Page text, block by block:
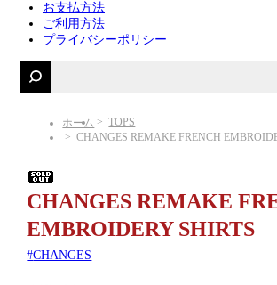
お支払方法
ご利用方法
プライバシーポリシー
ホーム
TOPS
CHANGES REMAKE FRENCH
CHANGES REMAKE
EMBROIDERY SHIRTS
CHANGES